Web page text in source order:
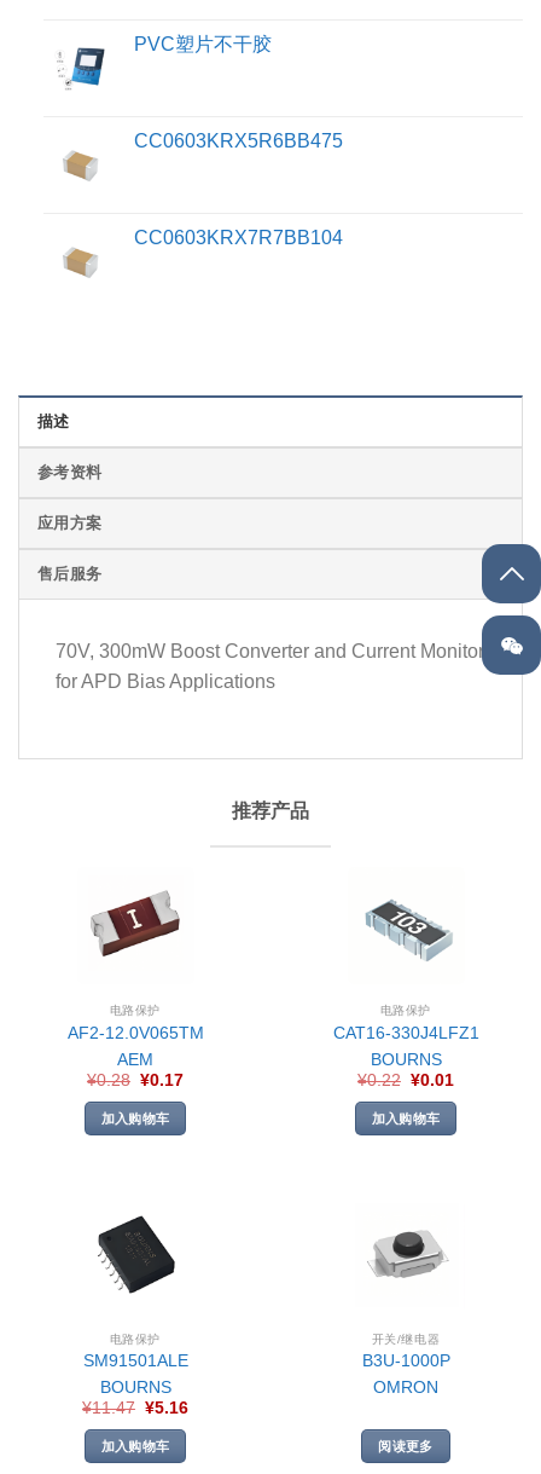
PVC塑片不干胶
CC0603KRX5R6BB475
CC0603KRX7R7BB104
描述
参考资料
应用方案
售后服务
70V, 300mW Boost Converter and Current Monitor
for APD Bias Applications
推荐产品
电路保护
AF2-12.0V065TM
AEM
¥0.28 ¥0.17
加入购物车
电路保护
CAT16-330J4LFZ1
BOURNS
¥0.22 ¥0.01
加入购物车
电路保护
SM91501ALE
BOURNS
¥11.47 ¥5.16
加入购物车
开关/继电器
B3U-1000P
OMRON
阅读更多